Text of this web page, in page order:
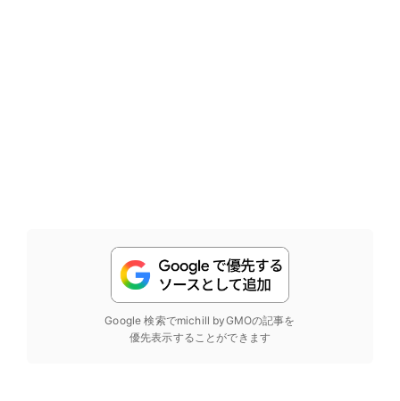
Google 検索でmichill byGMOの記事を
優先表示することができます